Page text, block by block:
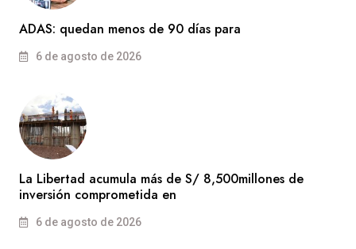
ADAS: quedan menos de 90 días para
6 de agosto de 2026
La Libertad acumula más de S/ 8,500millones de
inversión comprometida en
6 de agosto de 2026